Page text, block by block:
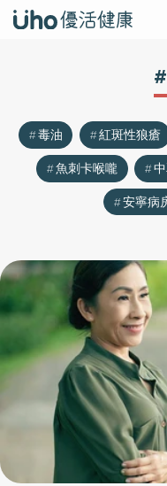
毒油 紅斑性狼瘡
魚刺卡喉嚨
安寧病